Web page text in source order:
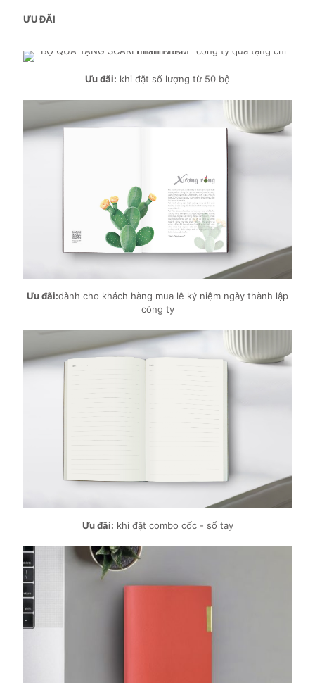
ƯU ĐÃI
Ưu đãi: khi đặt số lượng từ 50 bộ
Ưu đãi:dành cho khách hàng mua lễ kỷ niệm ngày thành lập
công ty
Ưu đãi: khi đặt combo cốc - sổ tay